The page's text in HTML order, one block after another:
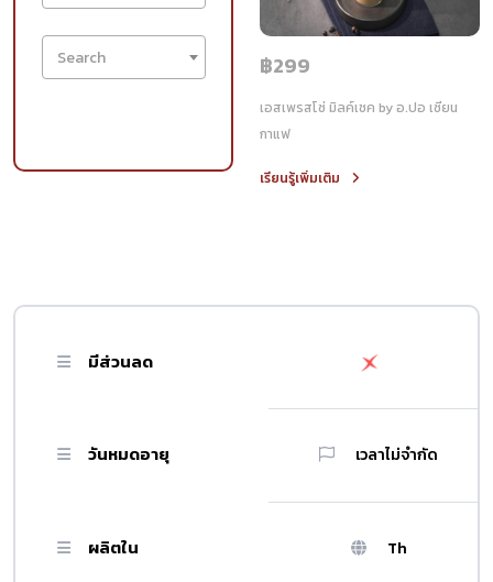
Search ฿299
เอสเพรสโซ่ มิลค์เชค by อ.ปอ เซียน
กาแฟ
เรียนรู้เพิ่มเติม
มีส่วนลด
วันหมดอายุ เวลาไม่จำกัด
ผลิตใน Th